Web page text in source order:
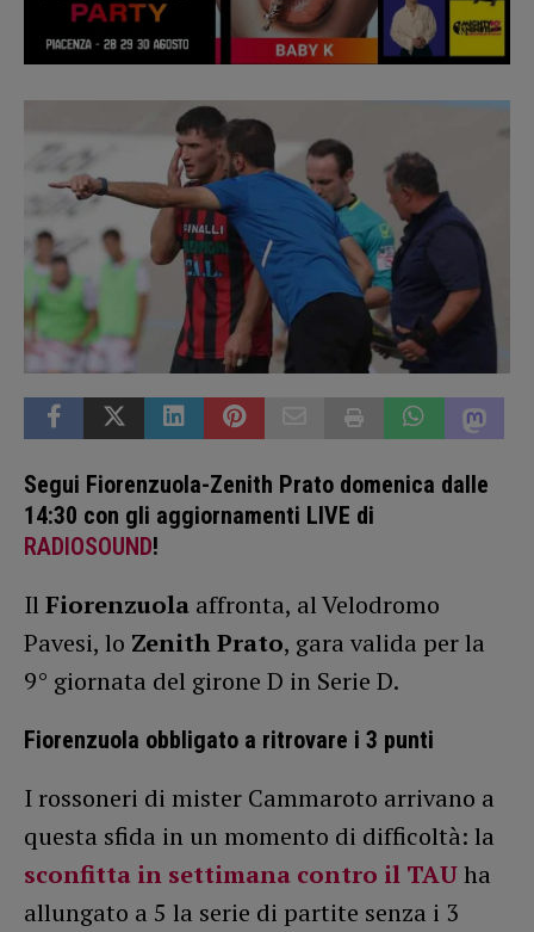
Segui Fiorenzuola-Zenith Prato domenica dalle
14:30 con gli aggiornamenti LIVE di
RADIOSOUND!
Il Fiorenzuola affronta, al Velodromo
Pavesi, lo Zenith Prato, gara valida per la
9° giornata del girone D in Serie D.
Fiorenzuola obbligato a ritrovare i 3 punti
I rossoneri di mister Cammaroto arrivano a
questa sfida in un momento di difficoltà: la
sconfitta in settimana contro il TAUha
allungato a 5 la serie di partite senza i 3